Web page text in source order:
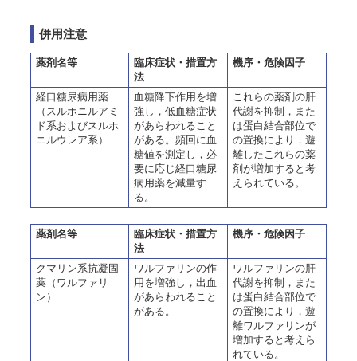
併用注意
薬剤名等
臨床症状・措置方
法
機序・危険因子
経口糖尿病用薬
（スルホニルアミ
ド系およびスルホ
ニルウレア系）
血糖降下作用を増
強し，低血糖症状
があらわれること
がある。頻回に血
糖値を測定し，必
要に応じ経口糖尿
病用薬を減量す
る。
これらの薬剤の肝
代謝を抑制，また
は蛋白結合部位で
の置換により，遊
離したこれらの薬
剤が増加すると考
えられている。
薬剤名等
臨床症状・措置方
法
機序・危険因子
クマリン系抗凝固
薬（ワルファリ
ン）
ワルファリンの作
用を増強し，出血
があらわれること
がある。
ワルファリンの肝
代謝を抑制，また
は蛋白結合部位で
の置換により，遊
離ワルファリンが
増加すると考えら
れている。